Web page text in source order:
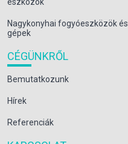
eszközök
Nagykonyhai fogyóeszközök és
gépek
CÉGÜNKRŐL
Bemutatkozunk
Hírek
Referenciák